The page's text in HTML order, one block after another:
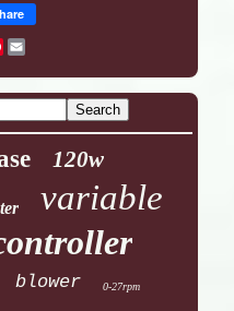
Pinterest
120w
variable
blower 0-27rpm